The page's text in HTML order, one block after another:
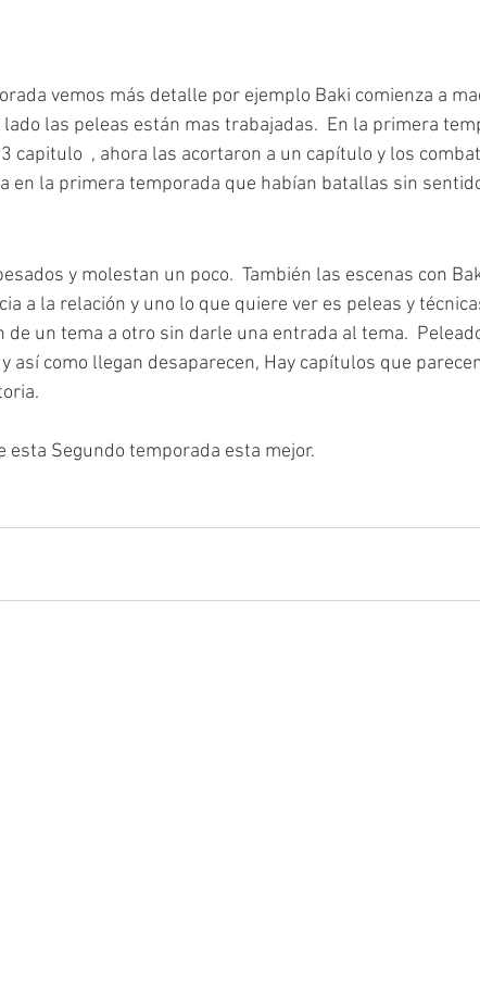
vemos más detalle por ejemplo Baki comienza a
las peleas están mas trabajadas.  En la primera
capitulo  , ahora las acortaron a un capítulo y los
en la primera temporada que habían batallas sin
y molestan un poco.  También las escenas con
a la relación y uno lo que quiere ver es peleas y
de un tema a otro sin darle una entrada al tema.
así como llegan desaparecen, Hay capítulos que
esta Segundo temporada esta mejor.